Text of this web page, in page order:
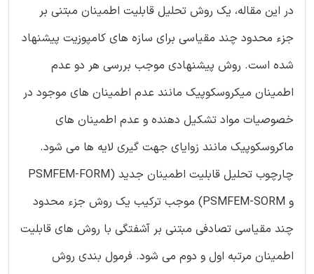
در این مقاله، یک روش تحلیل قابلیت اطمینان مبتنی بر
جزء محدود چند مقیاسی برای سازه های کامپوزیت پیشنهاد
شده است. روش پیشنهادی موجب بررسی هر دو عدم
اطمینان میکروسکوپیک مانند عدم اطمینان های موجود در
خصوصیات مواد تشکیل دهنده و عدم اطمینان های
ماکروسکوپیک مانند زوایای جهت گیری لایه ها می شود.
چارچوب تحلیل قابلیت اطمینان جدید (PSMFEM-FORM
و PSMFEM-SORM) موجب ترکیب یک روش جزء محدود
چند مقیاسی تصادفی مبتنی بر آشفتگی با روش های قابلیت
اطمینان مرتبه اول و دوم می شود. فرمول بندی روش